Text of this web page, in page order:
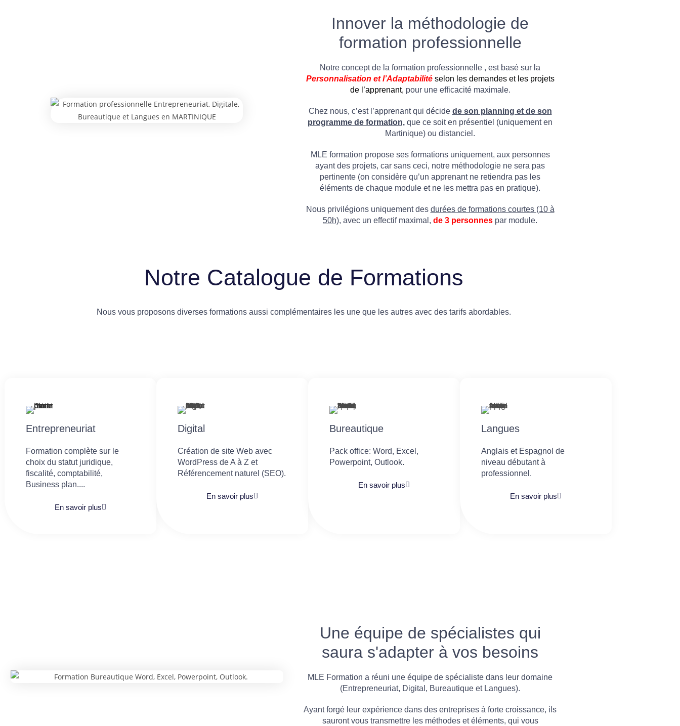
Innover la méthodologie de
formation professionnelle
Notre concept de la formation professionnelle , est basé sur la
Personnalisation et l’Adaptabilité selon les demandes et les projets
de l’apprenant, pour une efficacité maximale.
Chez nous, c’est l’apprenant qui décide de son planning et de son
programme de formation, que ce soit en présentiel (uniquement en
Martinique) ou distanciel.
MLE formation propose ses formations uniquement, aux personnes
ayant des projets, car sans ceci, notre méthodologie ne sera pas
pertinente (on considère qu’un apprenant ne retiendra pas les
éléments de chaque module et ne les mettra pas en pratique).
Nous privilégions uniquement des durées de formations courtes (10 à
50h), avec un effectif maximal, de 3 personnes par module.
Notre Catalogue de Formations
Nous vous proposons diverses formations aussi complémentaires les une que les autres avec des tarifs abordables.
Entrepreneuriat
Formation complète sur le
choix du statut juridique,
fiscalité, comptabilité,
Business plan....
En savoir plus
Digital
Création de site Web avec
WordPress de A à Z et
Référencement naturel (SEO).
En savoir plus
Bureautique
Pack office: Word, Excel,
Powerpoint, Outlook.​
En savoir plus
Langues
Anglais et Espagnol de
niveau débutant à
professionnel.
En savoir plus
Une équipe de spécialistes qui
saura s'adapter à vos besoins
MLE Formation a réuni une équipe de spécialiste dans leur domaine
(Entrepreneuriat, Digital, Bureautique et Langues).
Ayant forgé leur expérience dans des entreprises à forte croissance, ils
sauront vous transmettre les méthodes et éléments, qui vous